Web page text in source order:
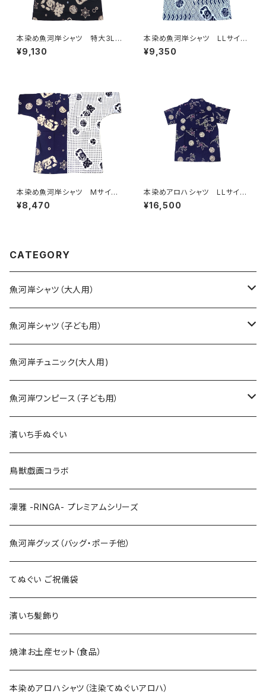
本染め魚河岸シャツ 特大3Lサ
イズ 認定証付き 木綿晒 涼
麻柄 黒×オフホワイト 日本
通り 港町
¥9,130
本染め魚河岸シャツ LLサイ
ズ 認定証付き 木綿晒 菱青
海波×伝統魚河岸柄 白×紺
¥9,350
本染め魚河岸シャツ Mサイ
ズ 認定証付き 木綿晒 日本
製 涼麻柄×伝統豆絞り柄 紺
津 浜通り 港町
¥8,470
本染めアロハシャツ LLサイ
ズ 国宝・鳥獣戯画 高山寺公
認 木綿晒 紺×白（桜色＆若
¥16,500
CATEGORY
魚河岸シャツ（大人用）
SSサイズ
Sサイズ
Mサイズ
Lサイズ
LLサイズ
特大3Lサイズ
魚河岸シャツ（子ども用）
90cm
100cm
110cm
120cm
130cm
上下セット
魚河岸チュニック(大人用)
魚河岸ワンピース（子ども用）
100cm
120cm
濱いち手ぬぐい
鳥獣戯画コラボ
凜雅 -RINGA- プレミアムシリーズ
魚河岸グッズ（バッグ・ポーチ他）
てぬぐい ご祝儀袋
濱いち髪飾り
焼津お土産セット（食品）
本染めアロハシャツ（注染てぬぐいアロハ）